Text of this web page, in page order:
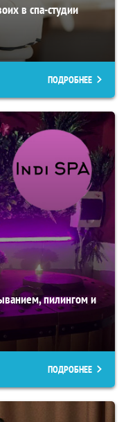
в спа-студии
ПОДРОБНЕЕ
пилингом и
ПОДРОБНЕЕ